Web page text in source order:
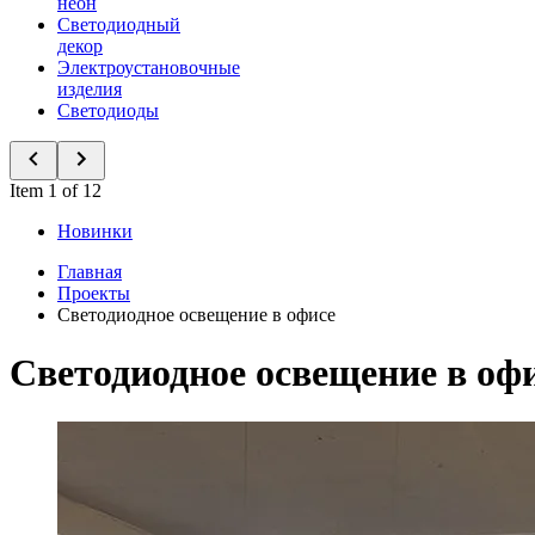
Светодиодный
декор
Электроустановочные
изделия
Светодиоды
Item 1 of 12
Новинки
Главная
Проекты
Светодиодное освещение в офисе
Светодиодное освещение в